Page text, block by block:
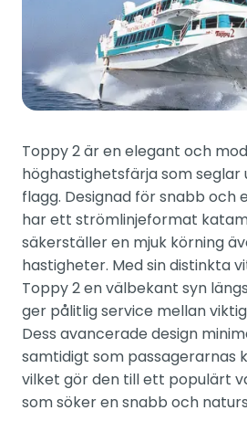
Toppy 2 är en elegant och
höghastighetsfärja som seglar
flagg. Designad för snabb och
har ett strömlinjeformat
säkerställer en mjuk körning
hastigheter. Med sin distinkta
Toppy 2 en välbekant syn
ger pålitlig service mellan
Dess avancerade design
samtidigt som passagerarnas
vilket gör den till ett populärt
som söker en snabb och